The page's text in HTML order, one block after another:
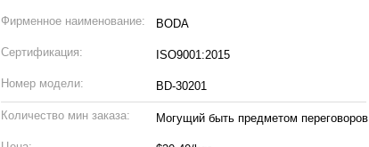
Фирменное наименование: BODA
Сертификация: ISO9001:2015
Номер модели: BD-30201
Количество мин заказа: Могущий быть предметом переговоров